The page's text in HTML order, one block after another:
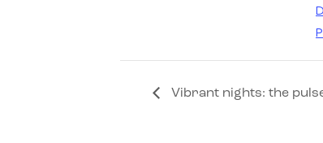
Vibrant nights: the